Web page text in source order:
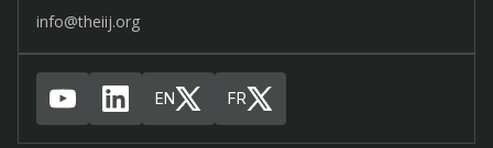
info@theiij.org
EN FR